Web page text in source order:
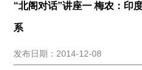
“北阁对话”讲座一 梅农：印
系
发布日期：2014-12-08